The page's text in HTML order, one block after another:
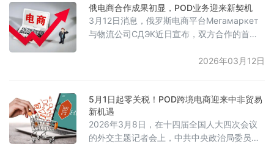
到2025年，公司全年调整后EBITDA将达到2万
亿印尼盾（约1.18亿美元），超过此前给出的
1.8万亿至1.9万亿印尼盾的业绩指引。
俄电商合作成果初显，POD业务迎来新契机
3月12日消息，俄罗斯电商平台Мегамаркет
与物流公司СДЭК近日宣布，双方合作的首个
月，双方完成了商家后台（rDBS，即卖家自发
卖家接入了СДЭК的物流服务，随着更多合作
伙伴的加入，发货量持续增长。目前，该集成
服务已覆盖俄罗斯全境，买家可通过СДЭК遍
布
2026年03月12日
5月1日起零关税！POD跨境电商迎来中非贸易
新机遇
2026年3月8日，在十四届全国人大四次会议
的外交主题记者会上，中共中央政治局委员、